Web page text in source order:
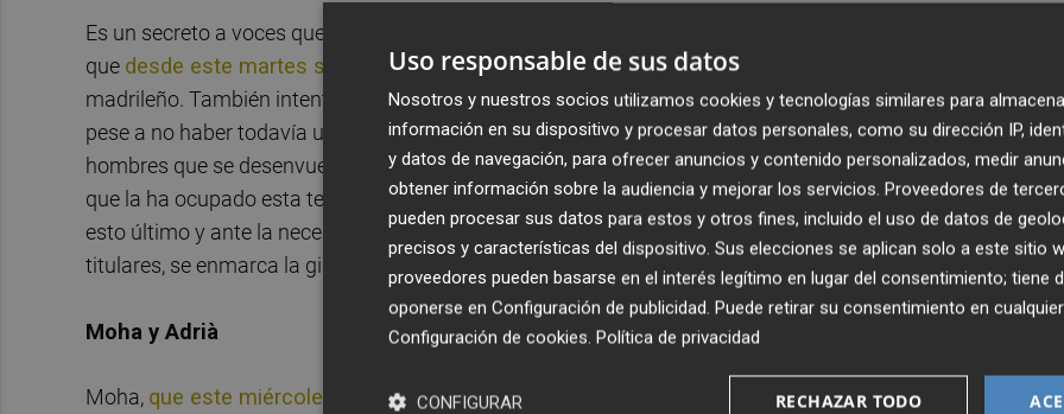
Es un secreto a voces que Javier Portillo y Carlos Luque trabajan en la incorporación de un nuevo técnico,
que desde este martes sabemos que no podrá ser un José Manuel Aira
madrileño. También intentan seducir a alguno de los jugadores que vencen contrato para que continúen y,
pese a no haber todavía una lista de bajas oficial, intensifican los contactos con agentes que representan
hombres que se desenvuelven en posiciones que quedarán vacantes porque no se cuenta con el jugador
que la ha ocupado esta temporada, tenga contrato en vigor (hay once en esa situación) o no. En el marco
esto último y ante la necesidad de cubrir las fichas sub-23 con jugadores que puedan ser perfectamente
titulares, se enmarca la gira que Portillo va a emprender por Madrid y Barcelona.
Moha y Adrià
Moha, que este miércoles se despedía del club porque se marcha concentrado con la selección sub-
Uso responsable de sus datos
Nosotros y nuestros socios utilizamos cookies y tecnologías similares para
información en su dispositivo y procesar datos personales, como su dirección IP,
y datos de navegación, para ofrecer anuncios y contenido personalizados, medir
obtener información sobre la audiencia y mejorar los servicios. Proveedores de
pueden procesar sus datos para estos y otros fines, incluido el uso de datos de
precisos y características del dispositivo. Sus elecciones se aplican solo a este sitio
proveedores pueden basarse en el interés legítimo en lugar del consentimiento; tiene
oponerse en Configuración de publicidad. Puede retirar su consentimiento en
Configuración de cookies. Política de privacidad
RECHAZAR TODO
CONFIGURAR